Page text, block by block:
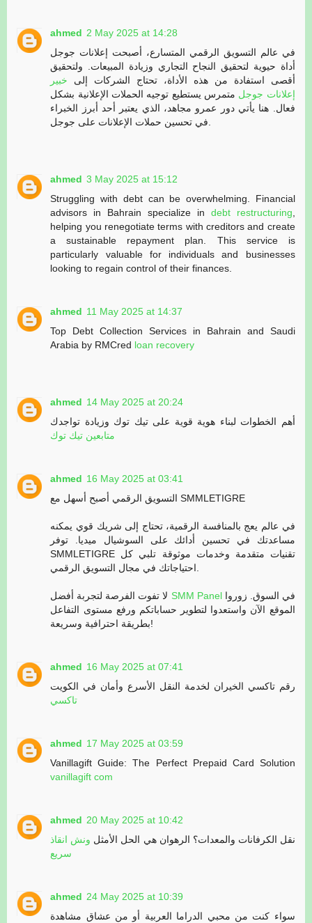
ahmed 2 May 2025 at 14:28
في عالم التسويق الرقمي المتسارع، أصبحت إعلانات جوجل
أداة حيوية لتحقيق النجاح التجاري وزيادة المبيعات. ولتحقيق
أقصى استفادة من هذه الأداة، تحتاج الشركات إلى خبير
إعلانات جوجل متمرس يستطيع توجيه الحملات الإعلانية بشكل
فعال. هنا يأتي دور عمرو مجاهد، الذي يعتبر أحد أبرز الخبراء
ahmed 3 May 2025 at 15:12
Struggling with debt can be overwhelming. Financial
advisors in Bahrain specialize in debt restructuring
helping you renegotiate terms with creditors and create
a sustainable repayment plan. This service is
particularly valuable for individuals and businesses
looking to regain control of their finances.
ahmed 11 May 2025 at 14:37
Top Debt Collection Services in Bahrain and Saudi
Arabia by RMCred loan recovery
ahmed 14 May 2025 at 20:24
أهم الخطوات لبناء هوية قوية على تيك توك وزيادة تواجدك
متابعين تيك توك
ahmed 16 May 2025 at 03:41
التسويق الرقمي أصبح أسهل مع SMMLETIGRE
في عالم يعج بالمنافسة الرقمية، تحتاج إلى شريك قوي يمكنه
مساعدتك في تحسين أدائك على السوشيال ميديا. توفر
SMMLETIGRE تقنيات متقدمة وخدمات موثوقة تلبي كل
SMM Panelفي السوق. زوروا
الموقع الآن واستعدوا لتطوير حساباتكم ورفع مستوى التفاعل
بطريقة احترافية وسريعة!
ahmed 16 May 2025 at 07:41
رقم تاكسي الخيران لخدمة النقل الأسرع وأمان في الكويت
تاكسي
ahmed 17 May 2025 at 03:59
Vanillagift Guide: The Perfect Prepaid Card Solution
vanillagift com
ahmed 20 May 2025 at 10:42
نقل الكرفانات والمعدات؟ الرهوان هي الحل الأمثل ونش انقاذ
سريع
ahmed 24 May 2025 at 10:39
سواء كنت من محبي الدراما العربية أو من عشاق مشاهدة